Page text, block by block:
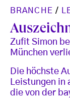
BRANCHE /
Zufit Simon
München
Die höchste
Leistungen in
die von der